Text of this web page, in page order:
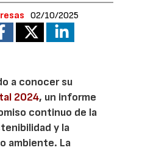
02/10/2025
a conocer su
2024, un informe
continuo de la
y la
ambiente. La